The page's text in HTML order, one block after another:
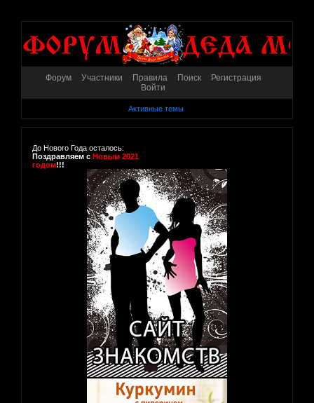
Форум Участники Правила Поиск
Регистрация
Войти
Активные темы
До Нового Года осталось:
Поздравляем с Новым 2021
годом!!!